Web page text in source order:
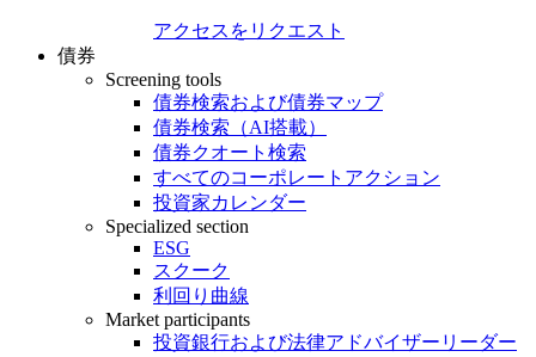
アクセスをリクエスト
債券
Screening tools
債券検索および債券マップ
債券検索（AI搭載）
債券クオート検索
すべてのコーポレートアクション
投資家カレンダー
Specialized section
ESG
スクーク
利回り曲線
Market participants
投資銀行および法律アドバイザーリーダー